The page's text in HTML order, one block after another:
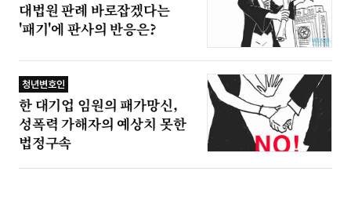
대법원 판례 바로잡겠다는
'패기'에 판사의 반응은?
청년변호인
한 대기업 임원의 패가망신,
성폭력 가해자의 예상치 못한
법정구속